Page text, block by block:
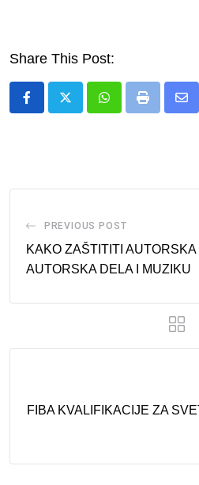
Share This Post:
Whatsapp
Print
PREVIOUS POST
KAKO ZAŠTITITI AUTORSKA
AUTORSKA DELA I MUZIKU
FIBA KVALIFIKACIJE ZA